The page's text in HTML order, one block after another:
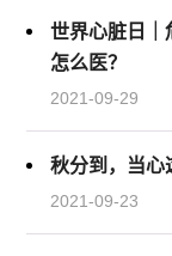
世界心脏日｜
怎么医？
2021-09-29
秋分到，当心
2021-09-23